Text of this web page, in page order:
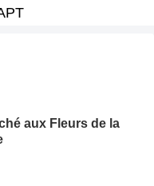
aux Fleurs de la